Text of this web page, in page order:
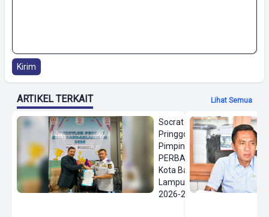
Kirim
ARTIKEL TERKAIT Lihat Semua
Socrat
Pringgodanu
Pimpin
PERBASI
Kota Bandar
Lampung
2026-2030